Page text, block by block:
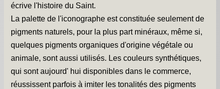
Remerciements -
Contact -
écrive l'histoire du Saint.
La palette de l'iconographe est constituée seulement de
pigments naturels, pour la plus part minéraux, même si,
quelques pigments organiques d'origine végétale ou
animale, sont aussi utilisés. Les couleurs synthétiques,
qui sont aujourd' hui disponibles dans le commerce,
réussissent parfois à imiter les tonalités des pigments